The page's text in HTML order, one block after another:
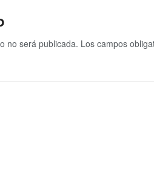
no será publicada. Los campos